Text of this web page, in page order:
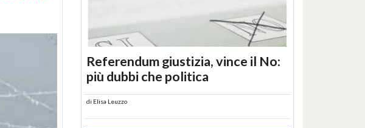
Referendum giustizia, vince il No:
più dubbi che politica
di Elisa Leuzzo